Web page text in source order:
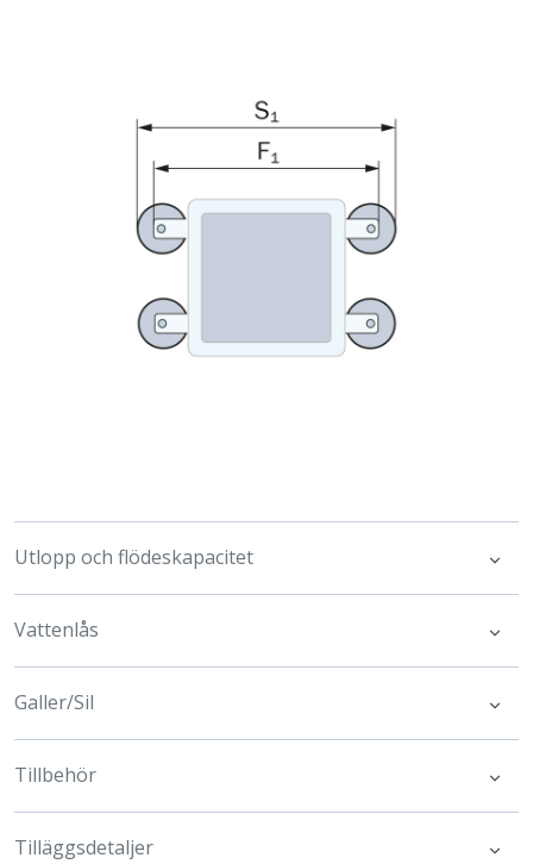
Utlopp och flödeskapacitet
Vattenlås
Galler/Sil
Tillbehör
Tilläggsdetaljer